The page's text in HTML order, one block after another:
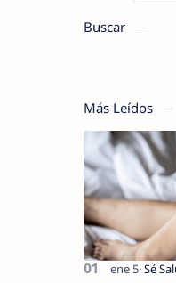
Buscar
Más Leídos